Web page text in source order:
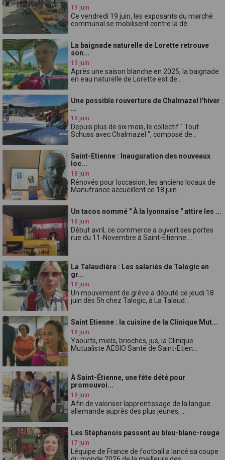
19 juin
Ce vendredi 19 juin, les exposants du marché
communal se mobilisent contre la dé...
La baignade naturelle de Lorette retrouve
son...
19 juin
Après une saison blanche en 2025, la baignade
en eau naturelle de Lorette est de...
Une possible rouverture de Chalmazel l'hiver
...
18 juin
Depuis plus de six mois, le collectif " Tout
Schuss avec Chalmazel ", composé de...
Saint-Etienne : Inauguration des nouveaux
loc...
18 juin
Rénovés pour loccasion, les anciens locaux de
Manufrance accueillent ce 18 juin ...
Un tacos nommé " À la lyonnaise " attire les ...
18 juin
Début avril, ce commerce a ouvert ses portes
rue du 11-Novembre à Saint-Étienne....
La Talaudière : Les salariés de Talogic en
gr...
18 juin
Un mouvement de grève a débuté ce jeudi 18
juin dès 5h chez Talogic, à La Talaud...
Saint Etienne : la cuisine de la Clinique Mut...
18 juin
Yaourts, miels, brioches, jus, la Clinique
Mutualiste AESIO Santé de Saint-Etien...
À Saint-Étienne, une fête dété pour
promouvoi...
18 juin
Afin de valoriser lapprentissage de la langue
allemande auprès des plus jeunes, ...
Les Stéphanois passent au bleu-blanc-rouge
17 juin
Léquipe de France de football a lancé sa coupe